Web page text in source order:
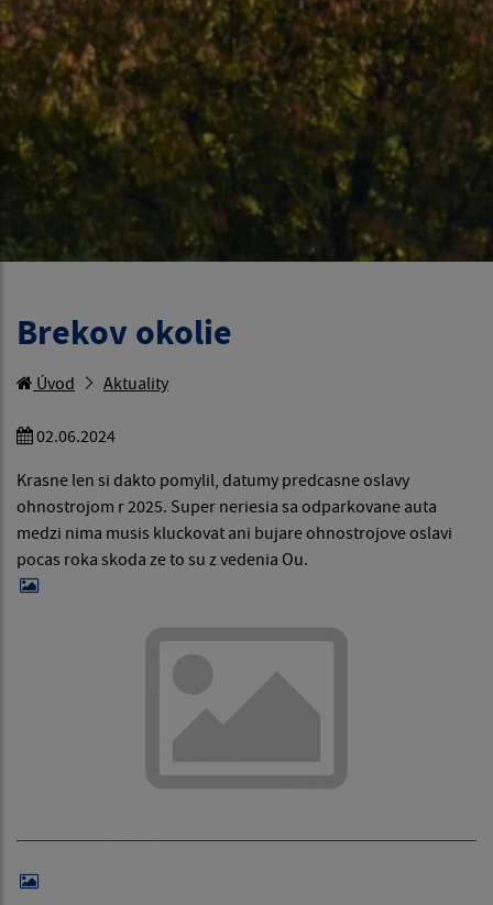
Brekov okolie
Úvod Aktuality
02.06.2024
Krasne len si dakto pomylil, datumy predcasne oslavy
ohnostrojom r 2025. Super neriesia sa odparkovane auta
medzi nima musis kluckovat ani bujare ohnostrojove oslavi
pocas roka skoda ze to su z vedenia Ou.